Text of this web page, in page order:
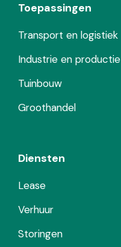
Toepassingen
Transport en logistiek
Industrie en productie
Tuinbouw
Groothandel
Diensten
Lease
Verhuur
Storingen